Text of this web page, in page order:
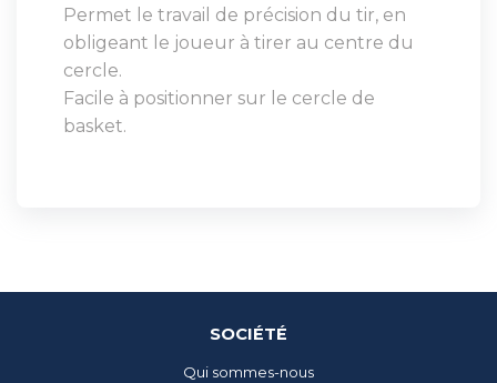
Permet le travail de précision du tir, en
obligeant le joueur à tirer au centre du
cercle.
Facile à positionner sur le cercle de
basket.
SOCIÉTÉ
Qui sommes-nous